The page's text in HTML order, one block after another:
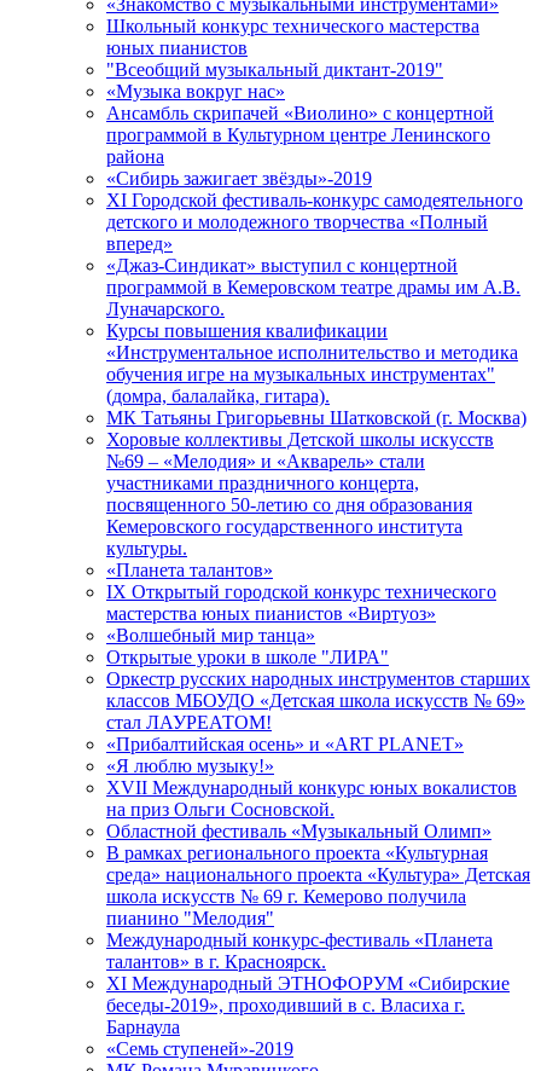
«Знакомство с музыкальными инструментами»
Школьный конкурс технического мастерства
юных пианистов
"Всеобщий музыкальный диктант-2019"
«Музыка вокруг нас»
Ансамбль скрипачей «Виолино» с концертной
программой в Культурном центре Ленинского
района
«Сибирь зажигает звёзды»-2019
XI Городской фестиваль-конкурс самодеятельного
детского и молодежного творчества «Полный
вперед»
«Джаз-Синдикат» выступил с концертной
программой в Кемеровском театре драмы им А.В.
Луначарского.
Курсы повышения квалификации
«Инструментальное исполнительство и методика
обучения игре на музыкальных инструментах"
(домра, балалайка, гитара).
МК Татьяны Григорьевны Шатковской (г. Москва)
Хоровые коллективы Детской школы искусств
№69 – «Мелодия» и «Акварель» стали
участниками праздничного концерта,
посвященного 50-летию со дня образования
Кемеровского государственного института
культуры.
«Планета талантов»
IX Открытый городской конкурс технического
мастерства юных пианистов «Виртуоз»
«Волшебный мир танца»
Открытые уроки в школе "ЛИРА"
Оркестр русских народных инструментов старших
классов МБОУДО «Детская школа искусств № 69»
стал ЛАУРЕАТОМ!
«Прибалтийская осень» и «ART PLANET»
«Я люблю музыку!»
XVII Международный конкурс юных вокалистов
на приз Ольги Сосновской.
Областной фестиваль «Музыкальный Олимп»
В рамках регионального проекта «Культурная
среда» национального проекта «Культура» Детская
школа искусств № 69 г. Кемерово получила
пианино "Мелодия"
Международный конкурс-фестиваль «Планета
талантов» в г. Красноярск.
XI Международный ЭТНОФОРУМ «Сибирские
беседы-2019», проходивший в с. Власиха г.
Барнаула
«Семь ступеней»-2019